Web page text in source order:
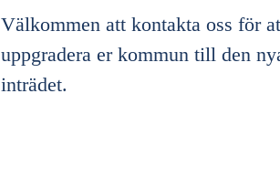
Välkommen att kontakta oss för
uppgradera er kommun till den
inträdet.